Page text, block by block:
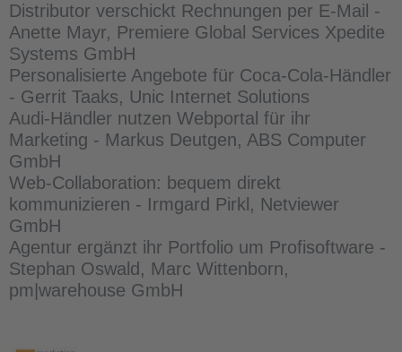
Distributor verschickt Rechnungen per E-Mail -
Anette Mayr, Premiere Global Services Xpedite
Systems GmbH
Personalisierte Angebote für Coca-Cola-Händler
- Gerrit Taaks, Unic Internet Solutions
Audi-Händler nutzen Webportal für ihr
Marketing - Markus Deutgen, ABS Computer
GmbH
Web-Collaboration: bequem direkt
kommunizieren - Irmgard Pirkl, Netviewer
GmbH
Agentur ergänzt ihr Portfolio um Profisoftware -
Stephan Oswald, Marc Wittenborn,
pm|warehouse GmbH